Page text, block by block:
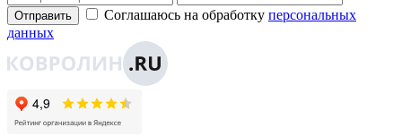
Отправить Соглашаюсь на обработку персональных
данных